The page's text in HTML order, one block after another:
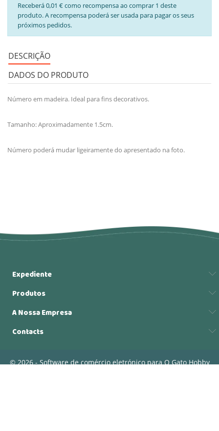
Receberá 0,01 € como recompensa ao comprar 1 deste
produto. A recompensa poderá ser usada para pagar os seus
próximos pedidos.
DESCRIÇÃO
DADOS DO PRODUTO
Número em madeira. Ideal para fins decorativos.
Tamanho: Aproximadamente 1.5cm.
Número poderá mudar ligeiramente do apresentado na foto.
Expediente
Produtos
A Nossa Empresa
Contacts
© 2026 - Software de comércio eletrónico para O Gato Hobby